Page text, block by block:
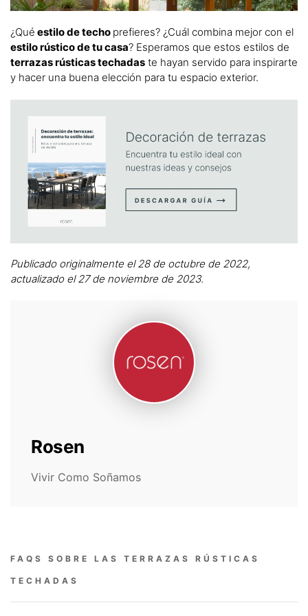
¿Qué estilo de techo prefieres? ¿Cuál combina mejor con el
estilo rústico de tu casa? Esperamos que estos estilos de
terrazas rústicas techadas te hayan servido para inspirarte
y hacer una buena elección para tu espacio exterior.
Publicado originalmente el 28 de octubre de 2022,
actualizado el 27 de noviembre de 2023.
Rosen
Vivir Como Soñamos
FAQS SOBRE LAS TERRAZAS RÚSTICAS
TECHADAS